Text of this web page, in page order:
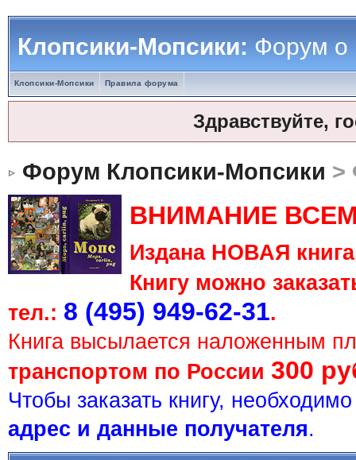
Клопсики-Мопсики:Форум о
Клопсики-Мопсики Правила форума
Здравствуйте,
Форум Клопсики-Мопсики >
ВНИМАНИЕ
Издана НОВАЯ
Книгу можно
тел.: 8 (495) 949-62-31.
Книга высылается наложенным
транспортом по России 300
Чтобы заказать книгу,
адрес и данные получателя.